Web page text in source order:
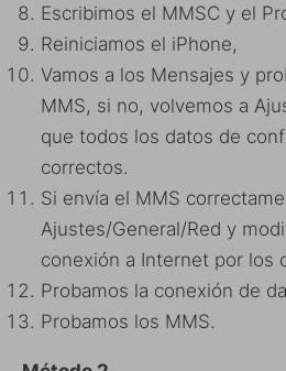
Escribimos el MMSC y el
Reiniciamos el iPhone,
Vamos a los Mensajes y
MMS, si no, volvemos a
que todos los datos de
correctos.
Si envía el MMS
Ajustes/General/Red y
conexión a Internet por los
Probamos la conexión de
Probamos los MMS.